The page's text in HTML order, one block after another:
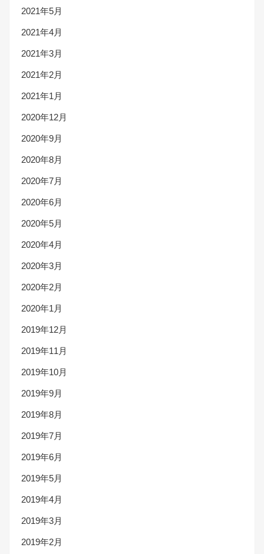
2021年5月
2021年4月
2021年3月
2021年2月
2021年1月
2020年12月
2020年9月
2020年8月
2020年7月
2020年6月
2020年5月
2020年4月
2020年3月
2020年2月
2020年1月
2019年12月
2019年11月
2019年10月
2019年9月
2019年8月
2019年7月
2019年6月
2019年5月
2019年4月
2019年3月
2019年2月